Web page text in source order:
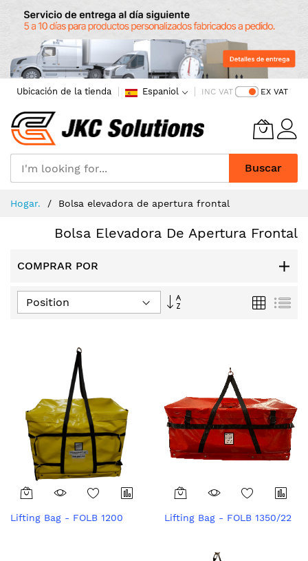
Ubicación de la tienda Espaniol INC VAT EX VAT
Buscar
Hogar. Bolsa elevadora de apertura frontal
Bolsa Elevadora De Apertura Frontal
COMPRAR POR
Set
Grid List
Lifting Bag - FOLB 1200 Lifting Bag - FOLB 1350/22